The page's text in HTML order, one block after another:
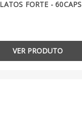
FORTE - 60CAPS
VER PRODUTO